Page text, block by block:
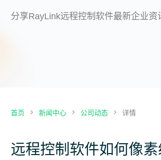
分享RayLink远程控制软件最新企业资
首页 新闻中心 公司动态 详情
远程控制软件如何像素